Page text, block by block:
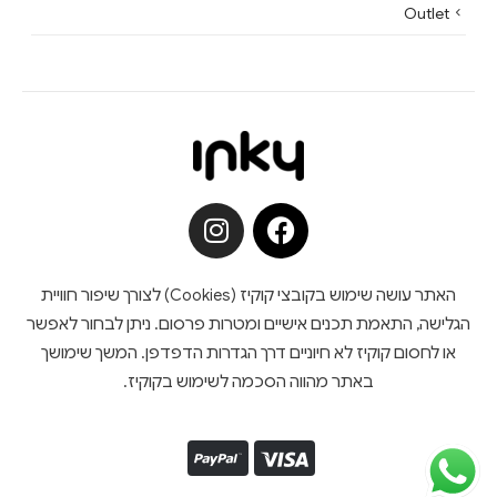
Outlet
האתר עושה שימוש בקובצי קוקיז (Cookies) לצורך שיפור חוויית
הגלישה, התאמת תכנים אישיים ומטרות פרסום. ניתן לבחור לאפשר
או לחסום קוקיז לא חיוניים דרך הגדרות הדפדפן. המשך שימושך
באתר מהווה הסכמה לשימוש בקוקיז.